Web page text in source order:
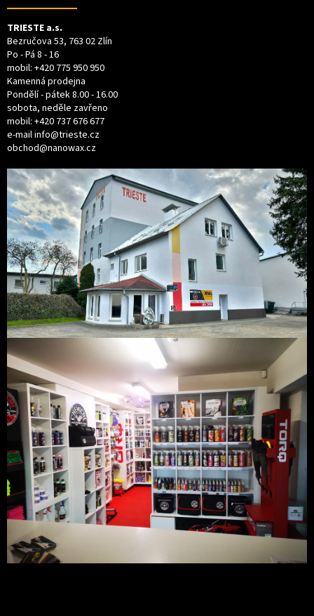
TRIESTE a.s.
Bezručova 53, 763 02 Zlín
Po - Pá 8 - 16
mobil: +420 775 950 950
Kamenná prodejna
Pondělí - pátek 8.00 - 16.00
sobota, neděle zavřeno
mobil: +420 737 676 677
e-mailinfo@trieste.cz
obchod@nanowax.cz